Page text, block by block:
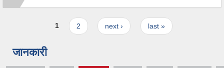
1 2 next › last »
जानकारी